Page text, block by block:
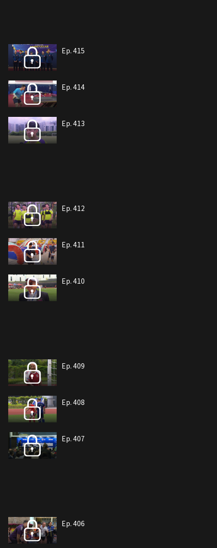
Ep. 415
Ep. 414
Ep. 413
Ep. 412
Ep. 411
Ep. 410
Ep. 409
Ep. 408
Ep. 407
Ep. 406